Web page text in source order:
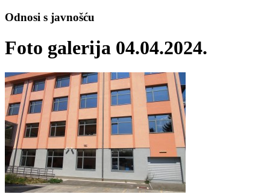
Odnosi s javnošću
Foto galerija 04.04.2024.